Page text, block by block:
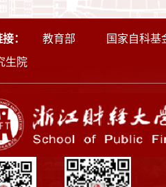
： 教育部 国家自科基
生院